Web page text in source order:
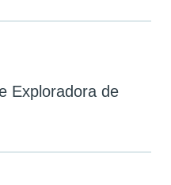
Exploradora de